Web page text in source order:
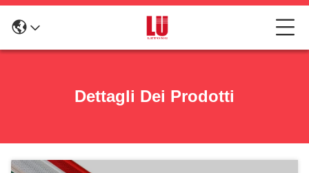
Dettagli Dei Prodotti